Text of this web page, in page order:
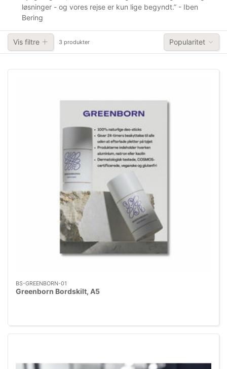
løsninger - og vores rejse er kun lige begyndt.” - Iben
Bering
Vis filtre 3 produkter Popularitet
BS-GREENBORN-01
Greenborn Bordskilt, A5